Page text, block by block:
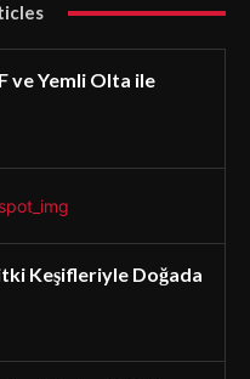
ve Yemli Olta ile
Keşifleriyle Doğada